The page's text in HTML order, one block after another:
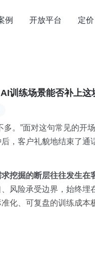
例 开放平台 定价
训练场景能否补上这
多。”面对这句常见的
，客户礼貌地结束了
求挖掘的断层往往发生在
风险承受边界，始终
化、可复盘的训练成